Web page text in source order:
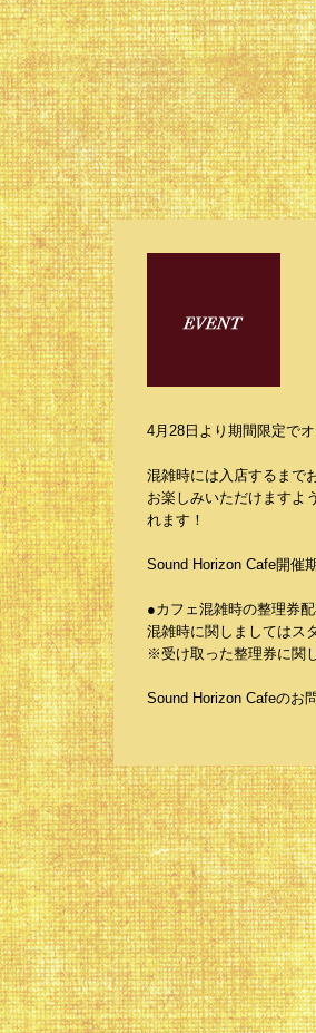
4月28日より期間限定で
混雑時には入店するまで
お楽しみいただけますよ
れます！
Sound Horizon Cafe開催
●カフェ混雑時の整理券
混雑時に関しましてはス
※受け取った整理券に関
Sound Horizon Cafeのお